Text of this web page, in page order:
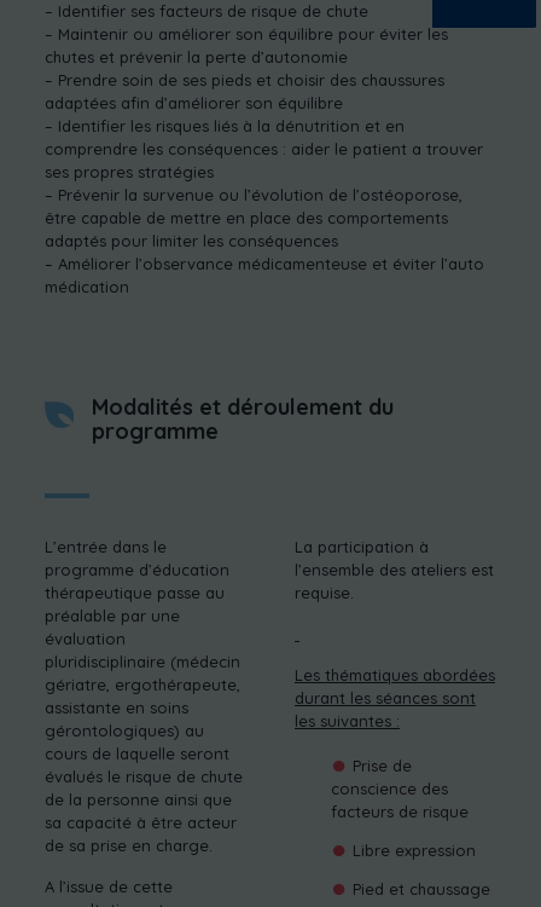
– Identifier ses facteurs de risque de chute
– Maintenir ou améliorer son équilibre pour éviter les
chutes et prévenir la perte d’autonomie
– Prendre soin de ses pieds et choisir des chaussures
adaptées afin d’améliorer son équilibre
– Identifier les risques liés à la dénutrition et en
comprendre les conséquences : aider le patient a trouver
ses propres stratégies
– Prévenir la survenue ou l’évolution de l’ostéoporose,
être capable de mettre en place des comportements
adaptés pour limiter les conséquences
– Améliorer l’observance médicamenteuse et éviter l’auto
médication
Modalités et déroulement du
programme
L’entrée dans le
programme d’éducation
thérapeutique passe au
préalable par une
évaluation
pluridisciplinaire (médecin
gériatre, ergothérapeute,
assistante en soins
gérontologiques) au
cours de laquelle seront
évalués le risque de chute
de la personne ainsi que
sa capacité à être acteur
de sa prise en charge.
A l’issue de cette
La participation à
l’ensemble des ateliers est
requise.
Les thématiques abordées
durant les séances sont
les suivantes :
Prise de
conscience des
facteurs de risque
Libre expression
Pied et chaussage